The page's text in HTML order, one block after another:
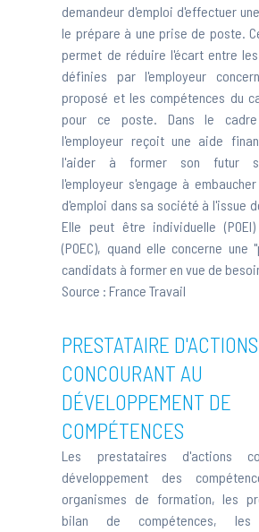
demandeur d'emploi d'effectuer
le prépare à une prise de poste.
permet de réduire l'écart entre
définies par l'employeur
proposé et les compétences du
pour ce poste. Dans le
l'employeur reçoit une aide
l'aider à former son futur
l'employeur s'engage à
d'emploi dans sa société à l'issue
Elle peut être individuelle
(POEC), quand elle concerne une
candidats à former en vue de
Source :France Travail
PRESTATAIRE D'ACTIONS
CONCOURANT AU
DÉVELOPPEMENT DE
COMPÉTENCES
Les prestataires d'actions
développement des
organismes de formation, les
bilan de compétences, les